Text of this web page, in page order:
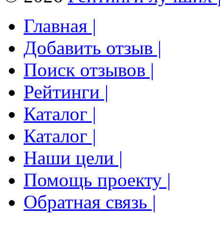
Главная |
Добавить отзыв |
Поиск отзывов |
Рейтинги |
Каталог |
Каталог |
Наши цели |
Помощь проекту |
Обратная связь |